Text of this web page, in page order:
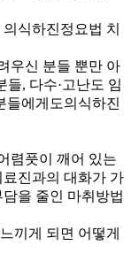
식하진정요법 치
우신 분들 뿐만 아
들, 다수·고난도 임
들에게도의식하진
렴풋이 깨어 있는
진과의 대화가 가
을 줄인 마취방법
끼게 되면 어떻게